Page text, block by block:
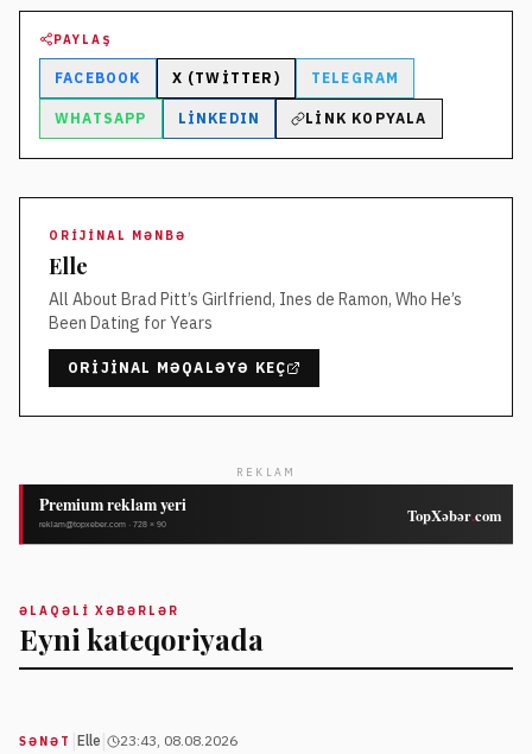
PAYLAŞ
FACEBOOK X (TWITTER) TELEGRAM
WHATSAPP LINKEDIN LINK KOPYALA
ORIJINAL MƏNBƏ
Elle
All About Brad Pitt’s Girlfriend, Ines de Ramon, Who He’s
Been Dating for Years
ORIJINAL MƏQALƏYƏ KEÇ
REKLAM
ƏLAQƏLI XƏBƏRLƏR
Eyni kateqoriyada
SƏNƏT Elle 23:43, 08.08.2026